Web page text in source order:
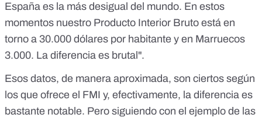
España es la más desigual del mundo. En estos
momentos nuestro Producto Interior Bruto está en
torno a 30.000 dólares por habitante y en Marruecos
3.000. La diferencia es brutal".
Esos datos, de manera aproximada, son ciertos según
los que ofrece el FMI y, efectivamente, la diferencia es
bastante notable. Pero siguiendo con el ejemplo de las